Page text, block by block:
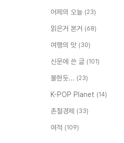
어제의 오늘 (23)
읽은거 본거 (68)
여행의 맛 (30)
신문에 쓴 글 (101)
불현듯... (23)
K-POP Planet (14)
촌철경제 (33)
여적 (109)